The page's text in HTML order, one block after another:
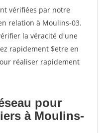
vérifiées par notre
relation à Moulins-03.
la véracité d'une
rapidement $etre en
réaliser rapidement
pour
à Moulins-